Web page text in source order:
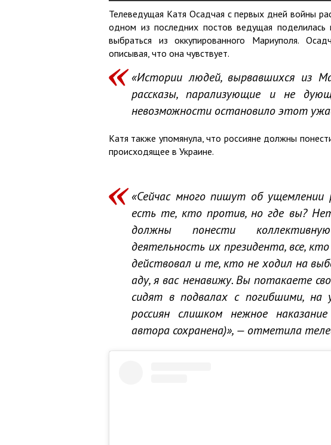
Телеведущая Катя Осадчая с первых дней войны
одном из последних постов ведущая поделилась
выбраться из оккупированного Мариуполя.
описывая, что она чувствует.
«Истории людей, вырвавшихся из
рассказы, парализующие и не
невозможности остановило этот
Катя также упомянула, что россияне должны
происходящее в Украине.
«Сейчас много пишут об ущемлении
есть те, кто против, но где вы?
должны понести
деятельность их президента, все,
действовал и те, кто не ходил на
аду, я вас ненавижу. Вы потакаете
сидят в подвалах с погибшими,
россиян слишком нежное
автора сохранена)», — отметила